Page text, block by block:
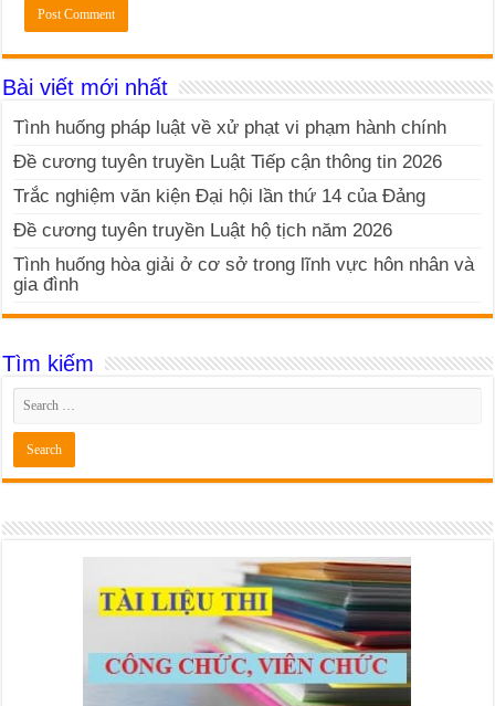
Bài viết mới nhất
Tình huống pháp luật về xử phạt vi phạm hành chính
Đề cương tuyên truyền Luật Tiếp cận thông tin 2026
Trắc nghiệm văn kiện Đại hội lần thứ 14 của Đảng
Đề cương tuyên truyền Luật hộ tịch năm 2026
Tình huống hòa giải ở cơ sở trong lĩnh vực hôn nhân và
gia đình
Tìm kiếm